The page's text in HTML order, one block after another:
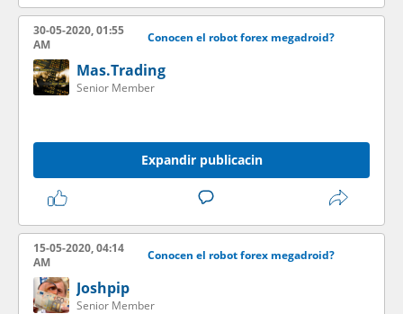
30-05-2020, 01:55
AM
Conocen el robot forex megadroid?
Mas.Trading
Senior Member
Expandir publicacin
15-05-2020, 04:14
AM
Conocen el robot forex megadroid?
Joshpip
Senior Member